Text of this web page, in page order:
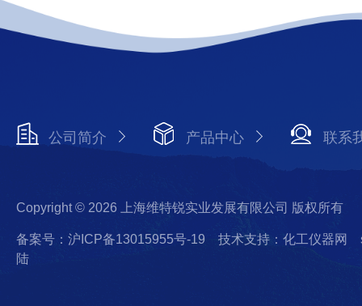
公司简介 产品中心 联系
Copyright © 2026 上海维特锐实业发展有限公司 版权所有
备案号：沪ICP备13015955号-19 技术支持：化工仪器网
陆